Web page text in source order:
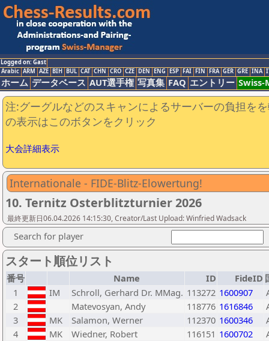
Logged on: Gast
Arabic ARM AZE BIH BUL CAT CHN CRO CZE DEN ENG ESP FAI FIN FRA GER GRE INA
ホーム データベース AUT選手権 写真集 FAQ エントリー
注:グーグルなどのスキャンによるサーバーの負担を
の表示はこのボタンをクリック
大会詳細表示
Internationale - FIDE-Blitz-Elowertung!
10. Ternitz Osterblitzturnier 2026
最終更新日06.04.2026 14:15:30, Creator/Last Upload: Winfried Wadsack
Search for player
スタート順位リスト
番号 Name ID FideID
1
IM Schroll, Gerhard Dr. MMag. 113272 1600907
2
Matevosyan, Andy 118776 1616846
3
MK Salamon, Werner 112370 1600346
4
MK Wiedner, Robert 116151 1600702